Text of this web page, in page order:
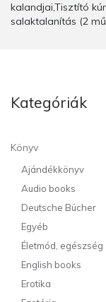
kalandjai,Tisztító
salaktalanítás (2
Kategóriák
Könyv
Ajándékkönyv
Audio books
Deutsche Bücher
Egyéb
Életmód, egészség
English books
Erotika